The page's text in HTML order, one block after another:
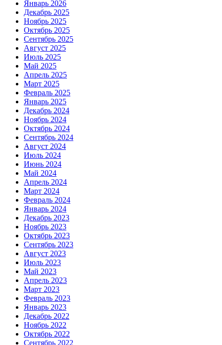
Январь 2026
Декабрь 2025
Ноябрь 2025
Октябрь 2025
Сентябрь 2025
Август 2025
Июль 2025
Май 2025
Апрель 2025
Март 2025
Февраль 2025
Январь 2025
Декабрь 2024
Ноябрь 2024
Октябрь 2024
Сентябрь 2024
Август 2024
Июль 2024
Июнь 2024
Май 2024
Апрель 2024
Март 2024
Февраль 2024
Январь 2024
Декабрь 2023
Ноябрь 2023
Октябрь 2023
Сентябрь 2023
Август 2023
Июль 2023
Май 2023
Апрель 2023
Март 2023
Февраль 2023
Январь 2023
Декабрь 2022
Ноябрь 2022
Октябрь 2022
Сентябрь 2022